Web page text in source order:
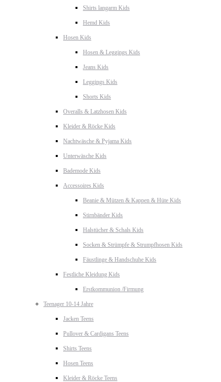
Shirts langarm Kids
Hemd Kids
Hosen Kids
Hosen & Leggings Kids
Jeans Kids
Leggings Kids
Shorts Kids
Overalls & Latzhosen Kids
Kleider & Röcke Kids
Nachtwäsche & Pyjama Kids
Unterwäsche Kids
Bademode Kids
Accessoires Kids
Beanie & Mützen & Kappen & Hüte Kids
Stirnbänder Kids
Halstücher & Schals Kids
Socken & Strümpfe & Strumpfhosen Kids
Fäustlinge & Handschuhe Kids
Festliche Kleidung Kids
Erstkommunion /Firmung
Teenager 10-14 Jahre
Jacken Teens
Pullover & Cardigans Teens
Shirts Teens
Hosen Teens
Kleider & Röcke Teens